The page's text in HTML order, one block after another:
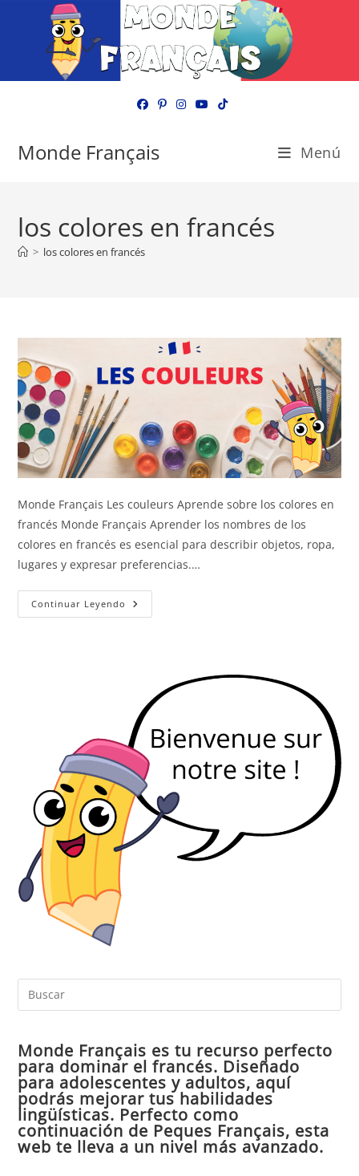
Monde Français Menú
los colores en francés
> los colores en francés
Monde Français Les couleurs Aprende sobre los colores en
francés Monde Français Aprender los nombres de los
colores en francés es esencial para describir objetos, ropa,
lugares y expresar preferencias.…
Continuar Leyendo Los
Colores
Monde Français es tu recurso perfecto
para dominar el francés. Diseñado
para adolescentes y adultos, aquí
podrás mejorar tus habilidades
lingüísticas. Perfecto como
continuación de Peques Français, esta
web te lleva a un nivel más avanzado.